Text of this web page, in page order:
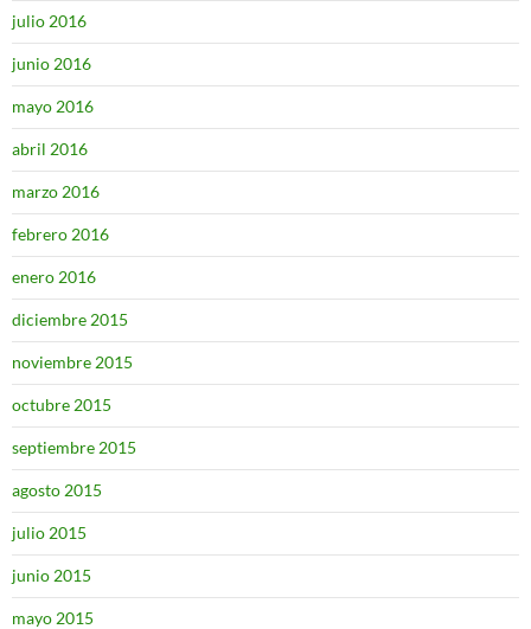
julio 2016
junio 2016
mayo 2016
abril 2016
marzo 2016
febrero 2016
enero 2016
diciembre 2015
noviembre 2015
octubre 2015
septiembre 2015
agosto 2015
julio 2015
junio 2015
mayo 2015